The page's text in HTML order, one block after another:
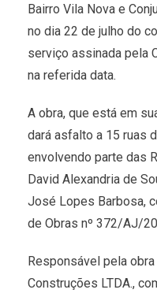
Bairro Vila Nova e
no dia 22 de julho do
serviço assinada pela
na referida data.
A obra, que está em
dará asfalto a 15 ruas
envolvendo parte das
David Alexandria de
José Lopes Barbosa,
de Obras nº 372/AJ/
Responsável pela
Construções LTDA.,